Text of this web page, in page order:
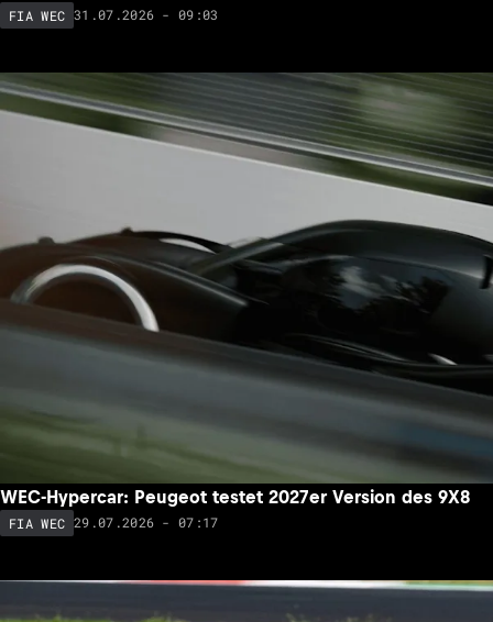
FIA WEC 31.07.2026 - 09:03
WEC-Hypercar: Peugeot testet 2027er Version des 9X8
FIA WEC 29.07.2026 - 07:17